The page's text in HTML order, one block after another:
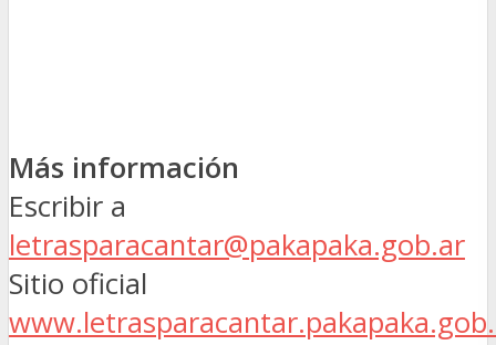
Más información
Escribir a
letrasparacantar@pakapaka.gob.ar
Sitio oficial